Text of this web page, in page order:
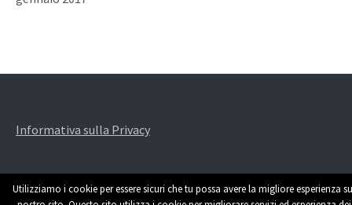
Informativa sulla Privacy
Utilizziamo i cookie per essere sicuri che tu possa avere la migliore esperienza